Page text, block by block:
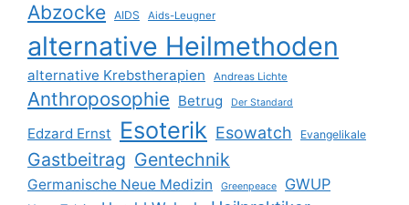
Abzocke AIDS Aids-Leugner
alternative Heilmethoden
alternative Krebstherapien Andreas Lichte
Anthroposophie Betrug Der Standard
Edzard Ernst Esoterik Esowatch Evangelikale
Gastbeitrag Gentechnik
Germanische Neue Medizin Greenpeace GWUP